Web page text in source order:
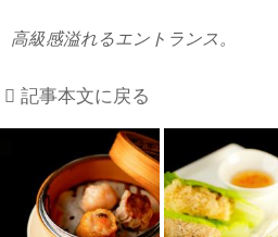
高級感溢れるエントランス。
記事本文に戻る